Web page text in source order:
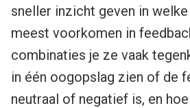
sneller inzicht geven in
meest voorkomen in
combinaties je ze vaak
in één oogopslag zien of de
neutraal of negatief is, en